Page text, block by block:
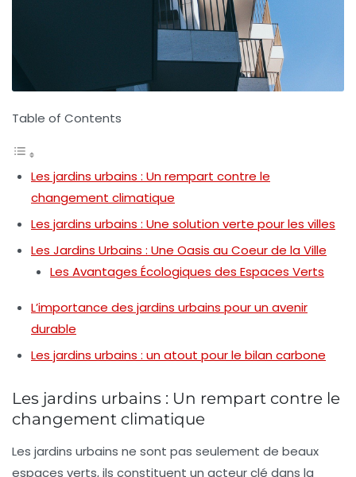
Table of Contents
Les jardins urbains : Un rempart contre le
changement climatique
Les jardins urbains : Une solution verte pour les villes
Les Jardins Urbains : Une Oasis au Coeur de la Ville
Les Avantages Écologiques des Espaces Verts
L’importance des jardins urbains pour un avenir
durable
Les jardins urbains : un atout pour le bilan carbone
Les jardins urbains : Un rempart contre le
changement climatique
Les jardins urbains ne sont pas seulement de beaux
espaces verts, ils constituent un acteur clé dans la